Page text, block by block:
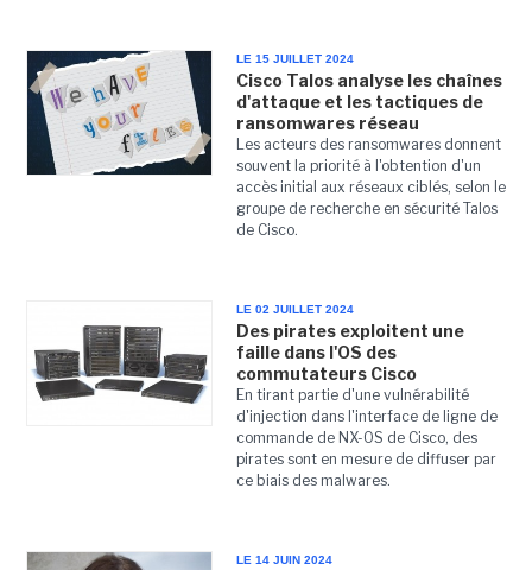
LE 15 JUILLET 2024
Cisco Talos analyse les chaînes
d'attaque et les tactiques de
ransomwares réseau
Les acteurs des ransomwares donnent
souvent la priorité à l'obtention d'un
accès initial aux réseaux ciblés, selon le
groupe de recherche en sécurité Talos
de Cisco.
LE 02 JUILLET 2024
Des pirates exploitent une
faille dans l'OS des
commutateurs Cisco
En tirant partie d'une vulnérabilité
d'injection dans l'interface de ligne de
commande de NX-OS de Cisco, des
pirates sont en mesure de diffuser par
ce biais des malwares.
LE 14 JUIN 2024